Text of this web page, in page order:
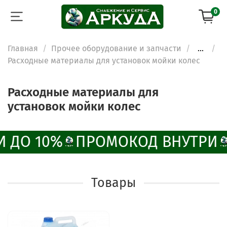
0
Главная Прочее оборудование и запчасти
...
Расходные материалы для установок мойки колес
Расходные материалы для
установок мойки колес
ДО 10% ПРОМОКОД ВНУТРИ
Товары
ChatApp